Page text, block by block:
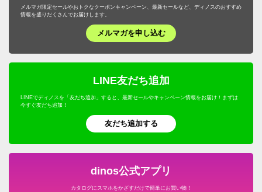
メルマガ限定セールやおトクなクーポンキャンペーン、最新セールなど、ディノスのおすすめ
情報を盛りだくさんでお届けします。
メルマガを申し込む
LINE友だち追加
LINEでディノスを「友だち追加」すると、最新セールやキャンペーン情報をお届け！まずは
今すぐ友だち追加！
友だち追加する
dinos公式アプリ
カタログにスマホをかざすだけで簡単にお買い物！